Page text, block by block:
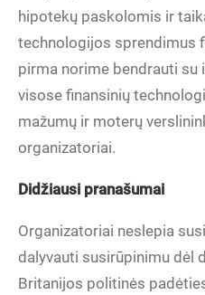
hipotekų paskolomis ir
technologijos sprendimus
pirma norime bendrauti
visose finansinių
mažumų ir moterų
organizatoriai.
Didžiausi pranašumai
Organizatoriai neslepia
dalyvauti susirūpinimu dėl
Britanijos politinės